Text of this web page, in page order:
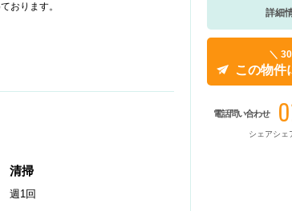
おります。
清掃
週1回
詳細
＼
この物件
電話問い合わせ
シェアシェ